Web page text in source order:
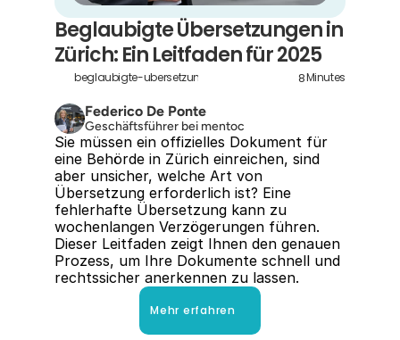
Beglaubigte Übersetzungen in
Zürich: Ein Leitfaden für 2025
beglaubigte-ubersetzungen-zurich 8Minutes
Federico De Ponte
Geschäftsführer bei mentoc
Sie müssen ein offizielles Dokument für
eine Behörde in Zürich einreichen, sind
aber unsicher, welche Art von
Übersetzung erforderlich ist? Eine
fehlerhafte Übersetzung kann zu
wochenlangen Verzögerungen führen.
Dieser Leitfaden zeigt Ihnen den genauen
Prozess, um Ihre Dokumente schnell und
rechtssicher anerkennen zu lassen.
Mehr erfahren